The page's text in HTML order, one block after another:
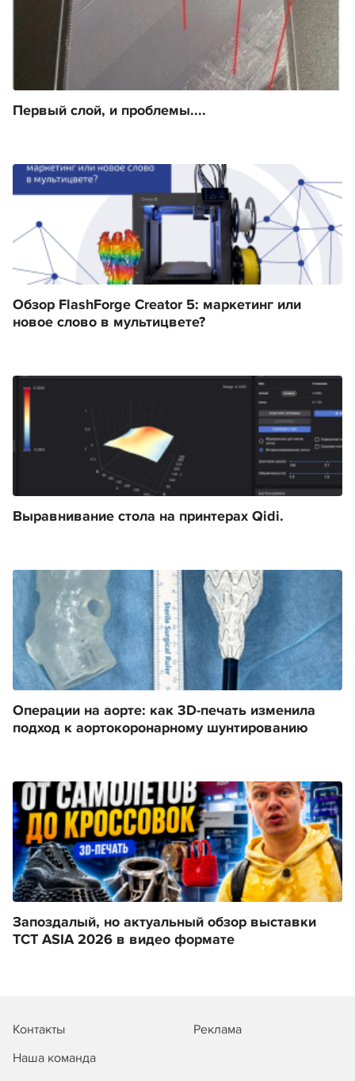
Первый слой, и проблемы....
Обзор FlashForge Creator 5: маркетинг или
новое слово в мультицвете?
Выравнивание стола на принтерах Qidi.
Операции на аорте: как 3D-печать изменила
подход к аортокоронарному шунтированию
Запоздалый, но актуальный обзор выставки
TCT ASIA 2026 в видео формате
Контакты
Реклама
Наша команда